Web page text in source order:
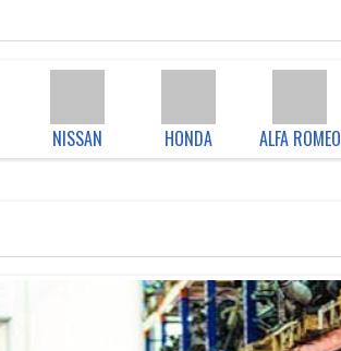
NISSAN HONDA ALFA ROMEO